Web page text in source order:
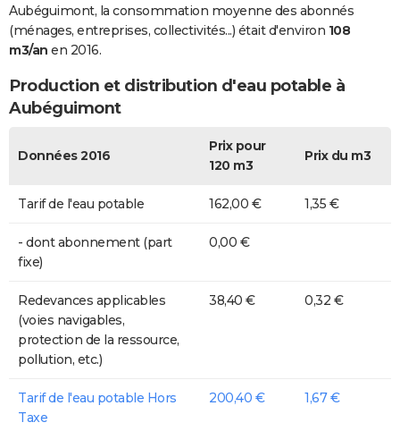
Aubéguimont, la consommation moyenne des abonnés
(ménages, entreprises, collectivités...) était d'environ 108
m3/an en 2016.
Production et distribution d'eau potable à
Aubéguimont
Données 2016
Prix pour
120 m3
Prix du m3
Tarif de l'eau potable 162,00 € 1,35 €
- dont abonnement (part
fixe)
0,00 €
Redevances applicables
(voies navigables,
protection de la ressource,
pollution, etc.)
38,40 € 0,32 €
Tarif de l'eau potable Hors
Taxe
200,40 € 1,67 €